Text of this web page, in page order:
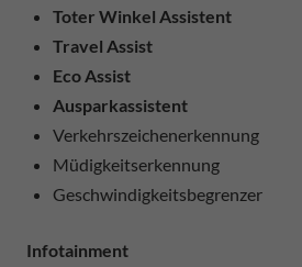
Toter Winkel Assistent
Travel Assist
Eco Assist
Ausparkassistent
Verkehrszeichenerkennung
Müdigkeitserkennung
Geschwindigkeitsbegrenzer
Infotainment